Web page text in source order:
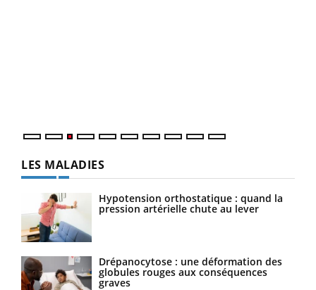
LES MALADIES
Hypotension orthostatique : quand la
pression artérielle chute au lever
Drépanocytose : une déformation des
globules rouges aux conséquences
graves